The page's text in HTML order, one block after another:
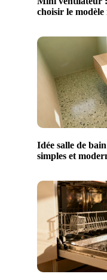
choisir le modèle
Idée salle de
simples et